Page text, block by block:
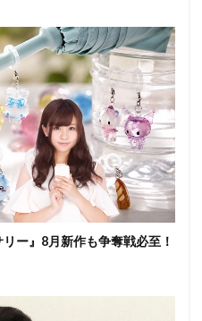
ー』8月新作も争奪戦必至！